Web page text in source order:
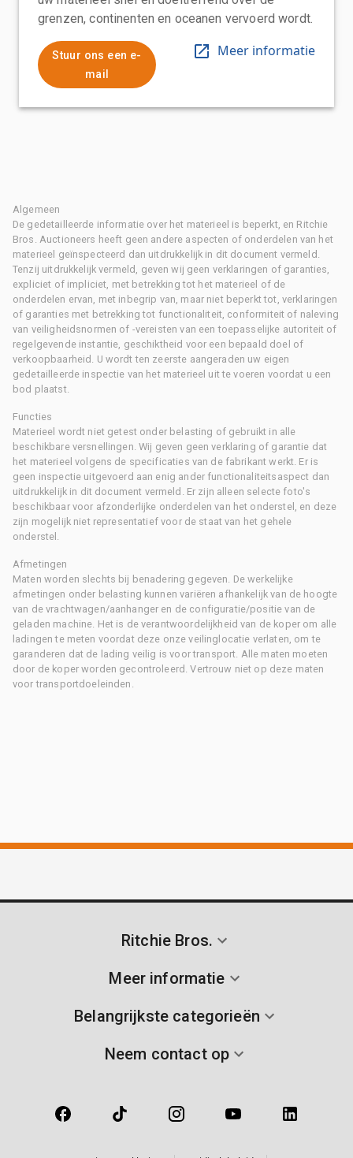
grenzen, continenten en oceanen vervoerd wordt.
Stuur ons een e-
mail
Meer informatie
Algemeen
De gedetailleerde informatie over het materieel is beperkt, en Ritchie
Bros. Auctioneers heeft geen andere aspecten of onderdelen van het
materieel geïnspecteerd dan uitdrukkelijk in dit document vermeld.
Tenzij uitdrukkelijk vermeld, geven wij geen verklaringen of garanties,
expliciet of impliciet, met betrekking tot het materieel of de
onderdelen ervan, met inbegrip van, maar niet beperkt tot, verklaringen
of garanties met betrekking tot functionaliteit, conformiteit of naleving
van veiligheidsnormen of -vereisten van een toepasselijke autoriteit of
regelgevende instantie, geschiktheid voor een bepaald doel of
verkoopbaarheid. U wordt ten zeerste aangeraden uw eigen
gedetailleerde inspectie van het materieel uit te voeren voordat u een
bod plaatst.
Functies
Materieel wordt niet getest onder belasting of gebruikt in alle
beschikbare versnellingen. Wij geven geen verklaring of garantie dat
het materieel volgens de specificaties van de fabrikant werkt. Er is
geen inspectie uitgevoerd aan enig ander functionaliteitsaspect dan
uitdrukkelijk in dit document vermeld. Er zijn alleen selecte foto's
beschikbaar voor afzonderlijke onderdelen van het onderstel, en deze
zijn mogelijk niet representatief voor de staat van het gehele
onderstel.
Afmetingen
Maten worden slechts bij benadering gegeven. De werkelijke
afmetingen onder belasting kunnen variëren afhankelijk van de hoogte
van de vrachtwagen/aanhanger en de configuratie/positie van de
geladen machine. Het is de verantwoordelijkheid van de koper om alle
ladingen te meten voordat deze onze veilinglocatie verlaten, om te
garanderen dat de lading veilig is voor transport. Alle maten moeten
door de koper worden gecontroleerd. Vertrouw niet op deze maten
voor transportdoeleinden.
Ritchie Bros.
Meer informatie
Belangrijkste categorieën
Neem contact op